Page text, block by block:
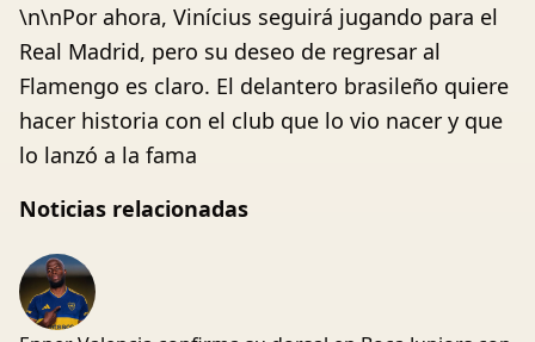
\n\nPor ahora, Vinícius seguirá jugando para el
Real Madrid, pero su deseo de regresar al
Flamengo es claro. El delantero brasileño quiere
hacer historia con el club que lo vio nacer y que
lo lanzó a la fama
Noticias relacionadas